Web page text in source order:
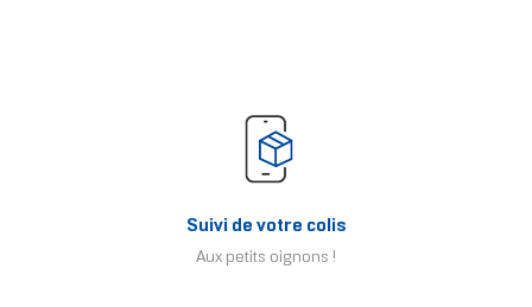
Suivi de votre colis
Aux petits oignons !